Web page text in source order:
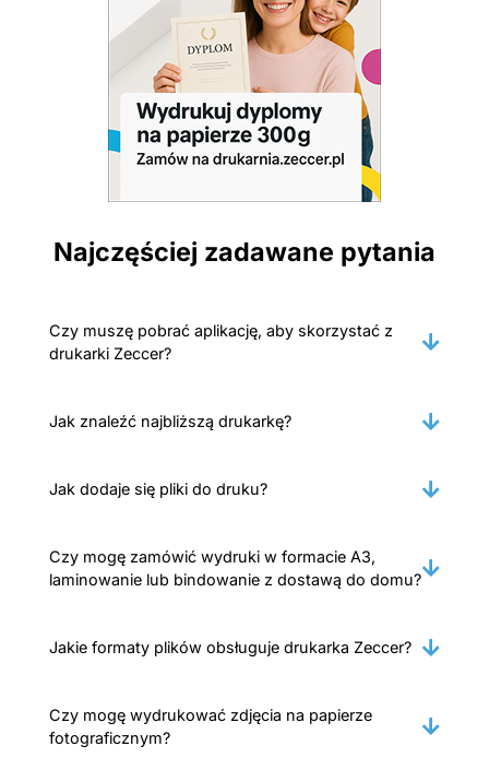
Najczęściej zadawane pytania
Czy muszę pobrać aplikację, aby skorzystać z
drukarki Zeccer?
Jak znaleźć najbliższą drukarkę?
Jak dodaje się pliki do druku?
Czy mogę zamówić wydruki w formacie A3,
laminowanie lub bindowanie z dostawą do domu?
Jakie formaty plików obsługuje drukarka Zeccer?
Czy mogę wydrukować zdjęcia na papierze
fotograficznym?